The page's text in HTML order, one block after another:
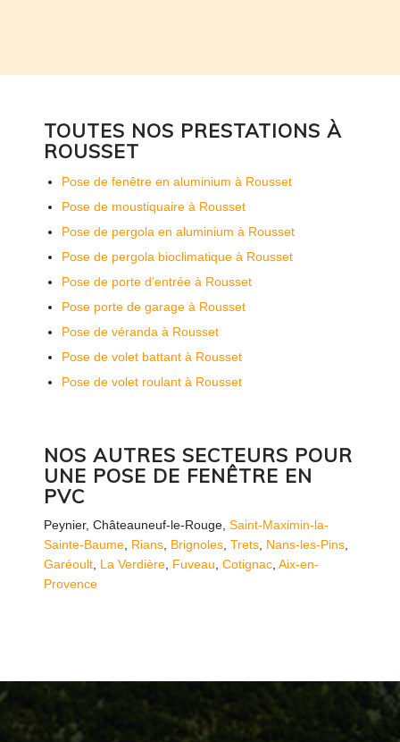
TOUTES NOS PRESTATIONS À
ROUSSET
Pose de fenêtre en aluminium à Rousset
Pose de moustiquaire à Rousset
Pose de pergola en aluminium à Rousset
Pose de pergola bioclimatique à Rousset
Pose de porte d’entrée à Rousset
Pose porte de garage à Rousset
Pose de véranda à Rousset
Pose de volet battant à Rousset
Pose de volet roulant à Rousset
NOS AUTRES SECTEURS POUR
UNE POSE DE FENÊTRE EN
PVC
Peynier, Châteauneuf-le-Rouge, Saint-Maximin-la-
Sainte-Baume, Rians, Brignoles, Trets, Nans-les-Pins,
Garéoult, La Verdière, Fuveau, Cotignac, Aix-en-
Provence